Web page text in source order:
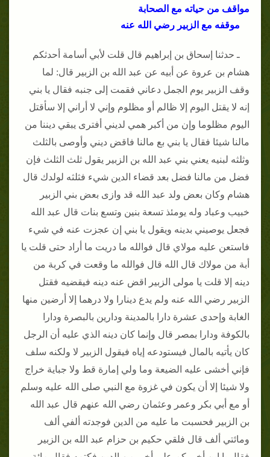
مواقف من حياته مع الصحابة
موقفه مع الزبير رضي الله عنه
ـ حدثنا إسحاق بن إبراهيم قال قلت لأبي أسامة أحدثكم
هشام بن عروة عن أبيه عن عبد الله بن الزبير قال: لما
وقف الزبير يوم الجمل دعاني فقمت إلى جنبه فقال يا بني
إنه لا يقتل اليوم إلا ظالم أو مظلوم وإني لا أراني إلا سأقتل
اليوم مظلوما وإن من أكبر همي لديني أفترى يبقي ديننا من
مالنا شيئا فقال يا بني بع مالنا فاقض ديني وأوصى بالثلث
وثلثه لبنيه يعني بني عبد الله بن الزبير يقول ثلث الثلث فإن
فضل من مالنا فضل بعد قضاء الدين شيء فثلثه لولدك قال
هشام وكان بعض ولد عبد الله قد وازى بعض بني الزبير
خبيب وعباد وله يومئذ تسعة بنين وتسع بنات قال عبد الله
فجعل يوصيني بدينه ويقول يا بني إن عجزت عنه في شيء
فاستعن عليه مولاي قال فوالله ما دريت ما أراد حتى قلت يا
أبة من مولاك قال الله قال فوالله ما وقعت في كربة من
دينه إلا قلت يا مولى الزبير اقض عنه دينه فيقضيه فقتل
الزبير رضي الله عنه ولم يدع دينارا ولا درهما إلا أرضين منها
الغابة وإحدى عشرة دارا بالمدينة ودارين بالبصرة ودارا
بالكوفة ودارا بمصر قال وإنما كان دينه الذي عليه أن الرجل
كان يأتيه بالمال فيستودعه إياه فيقول الزبير لا ولكنه سلف
فإني أخشى عليه الضيعة وما ولي إمارة قط ولا جباية خراج
ولا شيئا إلا أن يكون في غزوة مع النبي صلى الله عليه وسلم
أو مع أبي بكر وعمر وعثمان رضي الله عنهم قال عبد الله
بن الزبير فحسبت ما عليه من الدين فوجدته ألفي ألف
ومائتي ألف قال فلقي حكيم بن حزام عبد الله بن الزبير